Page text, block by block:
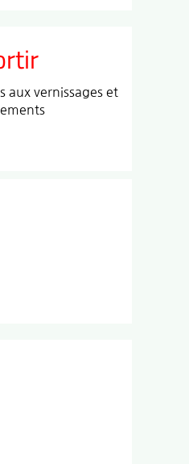
aux vernissages et